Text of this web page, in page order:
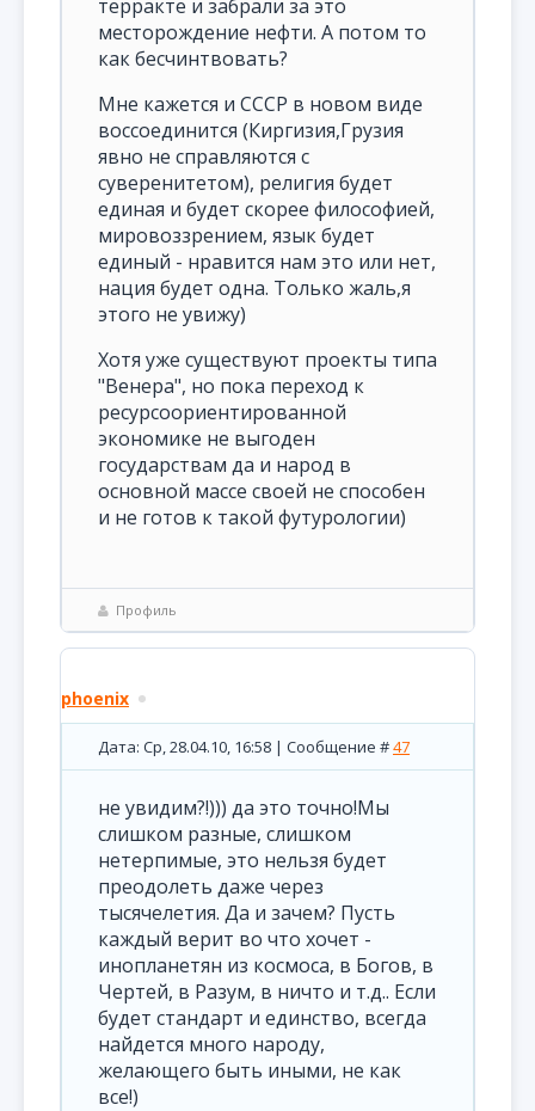
терракте и забрали за это
месторождение нефти. А потом то
как бесчинтвовать?
Мне кажется и СССР в новом виде
воссоединится (Киргизия,Грузия
явно не справляются с
суверенитетом), религия будет
единая и будет скорее философией,
мировоззрением, язык будет
единый - нравится нам это или нет,
нация будет одна. Только жаль,я
этого не увижу)
Хотя уже существуют проекты типа
"Венера", но пока переход к
ресурсоориентированной
экономике не выгоден
государствам да и народ в
основной массе своей не способен
и не готов к такой футурологии)
Профиль
phoenix
Дата: Ср, 28.04.10, 16:58 | Сообщение #47
не увидим?!))) да это точно!Мы
слишком разные, слишком
нетерпимые, это нельзя будет
преодолеть даже через
тысячелетия. Да и зачем? Пусть
каждый верит во что хочет -
инопланетян из космоса, в Богов, в
Чертей, в Разум, в ничто и т.д.. Если
будет стандарт и единство, всегда
найдется много народу,
желающего быть иными, не как
все!)